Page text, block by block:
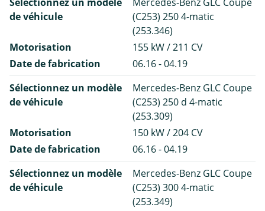
Sélectionnez un modèle
de véhicule
Mercedes-Benz GLC Coupe
(C253) 250 4-matic
(253.346)
Motorisation
155 kW / 211 CV
Date de fabrication
06.16 - 04.19
Sélectionnez un modèle
de véhicule
Mercedes-Benz GLC Coupe
(C253) 250 d 4-matic
(253.309)
Motorisation
150 kW / 204 CV
Date de fabrication
06.16 - 04.19
Sélectionnez un modèle
de véhicule
Mercedes-Benz GLC Coupe
(C253) 300 4-matic
(253.349)